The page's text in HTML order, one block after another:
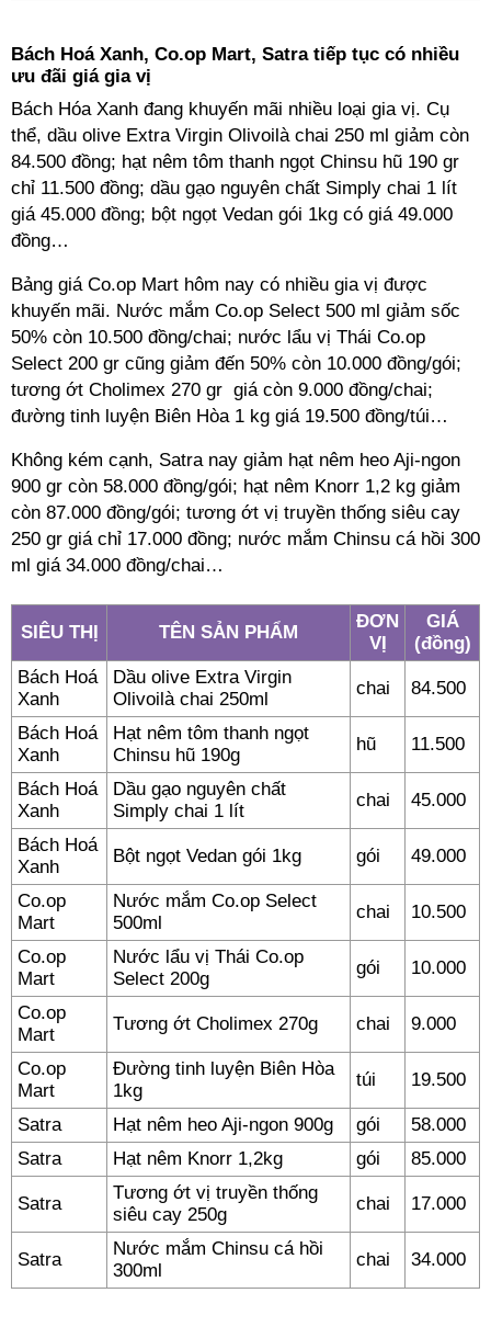
Bách Hoá Xanh, Co.op Mart, Satra tiếp tục có nhiều
ưu đãi giá gia vị
Bách Hóa Xanh đang khuyến mãi nhiều loại gia vị. Cụ
thể, dầu olive Extra Virgin Olivoilà chai 250 ml giảm còn
84.500 đồng; hạt nêm tôm thanh ngọt Chinsu hũ 190 gr
chỉ 11.500 đồng; dầu gạo nguyên chất Simply chai 1 lít
giá 45.000 đồng; bột ngọt Vedan gói 1kg có giá 49.000
đồng…
Bảng giá Co.op Mart hôm nay có nhiều gia vị được
khuyến mãi. Nước mắm Co.op Select 500 ml giảm sốc
50% còn 10.500 đồng/chai; nước lẩu vị Thái Co.op
Select 200 gr cũng giảm đến 50% còn 10.000 đồng/gói;
tương ớt Cholimex 270 gr giá còn 9.000 đồng/chai;
đường tinh luyện Biên Hòa 1 kg giá 19.500 đồng/túi…
Không kém cạnh, Satra nay giảm hạt nêm heo Aji-ngon
900 gr còn 58.000 đồng/gói; hạt nêm Knorr 1,2 kg giảm
còn 87.000 đồng/gói; tương ớt vị truyền thống siêu cay
250 gr giá chỉ 17.000 đồng; nước mắm Chinsu cá hồi 300
ml giá 34.000 đồng/chai…
SIÊU THỊ TÊN SẢN PHẨM
ĐƠN
VỊ
GIÁ
(đồng)
Bách Hoá
Xanh
Dầu olive Extra Virgin
Olivoilà chai 250ml
chai 84.500
Bách Hoá
Xanh
Hạt nêm tôm thanh ngọt
Chinsu hũ 190g
hũ 11.500
Bách Hoá
Xanh
Dầu gạo nguyên chất
Simply chai 1 lít
chai 45.000
Bách Hoá
Xanh
Bột ngọt Vedan gói 1kg gói 49.000
Co.op
Mart
Nước mắm Co.op Select
500ml
chai 10.500
Co.op
Mart
Nước lẩu vị Thái Co.op
Select 200g
gói 10.000
Co.op
Mart
Tương ớt Cholimex 270g chai 9.000
Co.op
Mart
Đường tinh luyện Biên Hòa
1kg
túi 19.500
Satra Hạt nêm heo Aji-ngon 900g gói
58.000
Satra
Hạt nêm Knorr 1,2kg gói 85.000
Satra
Tương ớt vị truyền thống
siêu cay 250g
chai 17.000
Satra
Nước mắm Chinsu cá hồi
300ml
chai 34.000